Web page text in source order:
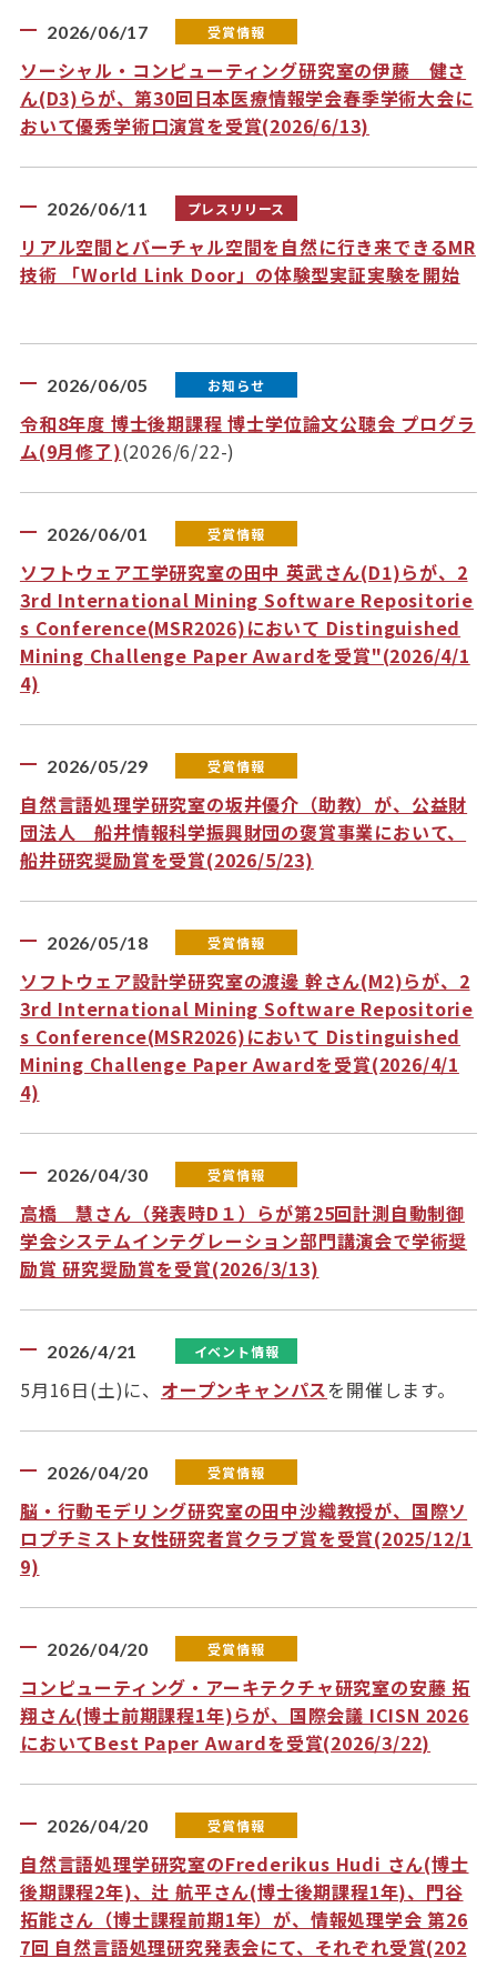
2026/06/17 受賞情報
ソーシャル・コンピューティング研究室の伊藤 健さ
ん(D3)らが、第30回日本医療情報学会春季学術大会に
おいて優秀学術口演賞を受賞(2026/6/13)
2026/06/11 プレスリリース
リアル空間とバーチャル空間を自然に行き来できるMR
技術 「World Link Door」の体験型実証実験を開始
2026/06/05 お知らせ
令和8年度 博士後期課程 博士学位論文公聴会 プログラ
ム(9月修了)(2026/6/22-)
2026/06/01 受賞情報
ソフトウェア工学研究室の田中 英武さん(D1)らが、2
3rd International Mining Software Repositorie
s Conference(MSR2026)において Distinguished
Mining Challenge Paper Awardを受賞"(2026/4/1
4)
2026/05/29 受賞情報
自然言語処理学研究室の坂井優介（助教）が、公益財
団法人 船井情報科学振興財団の褒賞事業において、
船井研究奨励賞を受賞(2026/5/23)
2026/05/18 受賞情報
ソフトウェア設計学研究室の渡邊 幹さん(M2)らが、2
3rd International Mining Software Repositorie
s Conference(MSR2026)において Distinguished
Mining Challenge Paper Awardを受賞(2026/4/1
4)
2026/04/30 受賞情報
高橋 慧さん（発表時D１）らが第25回計測自動制御
学会システムインテグレーション部門講演会で学術奨
励賞 研究奨励賞を受賞(2026/3/13)
2026/4/21 イベント情報
5月16日(土)に、 オープンキャンパスを開催します。
2026/04/20 受賞情報
脳・行動モデリング研究室の田中沙織教授が、国際ソ
ロプチミスト女性研究者賞クラブ賞を受賞(2025/12/1
9)
2026/04/20 受賞情報
コンピューティング・アーキテクチャ研究室の安藤 拓
翔さん(博士前期課程1年)らが、国際会議 ICISN 2026
においてBest Paper Awardを受賞(2026/3/22)
2026/04/20 受賞情報
自然言語処理学研究室のFrederikus Hudi さん(博士
後期課程2年)、辻 航平さん(博士後期課程1年)、門谷
拓能さん（博士課程前期1年）が、情報処理学会 第26
7回 自然言語処理研究発表会にて、それぞれ受賞(202